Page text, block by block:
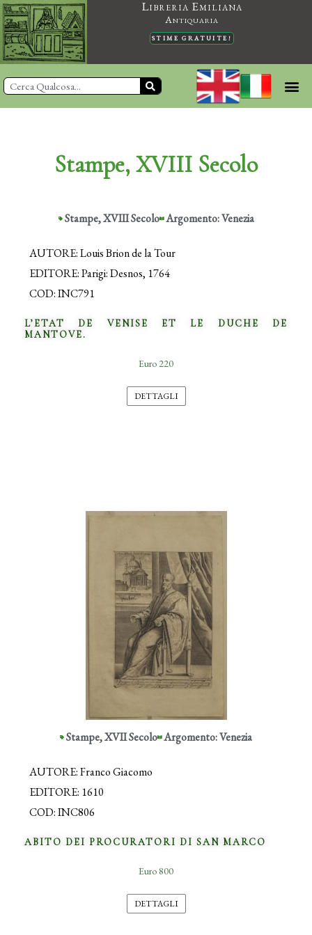
Vai
al
contenuto
Libreria Emiliana
Antiquaria
STIME GRATUITE!
Cerca
Stampe,XVIII Secolo
Stampe,XVIII Secolo Argomento: Venezia
AUTORE: Louis Brion de la Tour
EDITORE: Parigi: Desnos, 1764
COD: INC791
L’ETAT DE VENISE ET LE DUCHE DE
MANTOVE.
Euro 220
DETTAGLI
Stampe,XVII Secolo Argomento: Venezia
AUTORE: Franco Giacomo
EDITORE: 1610
COD: INC806
ABITO DEI PROCURATORI DI SAN MARCO
Euro 800
DETTAGLI
PaginaPagina
Pagina
PaginaPagina
Pagina